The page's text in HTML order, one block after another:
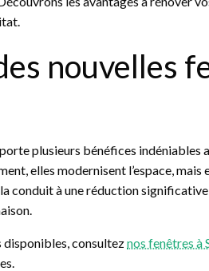
nouvelles
plusieurs bénéfices indéniables
elles modernisent l’espace,
conduit à une réduction
disponibles, consulteznos fenêtres à